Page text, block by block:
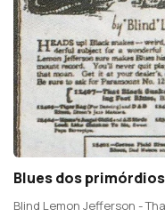
Blues dos
Blind Lemon Jefferson -